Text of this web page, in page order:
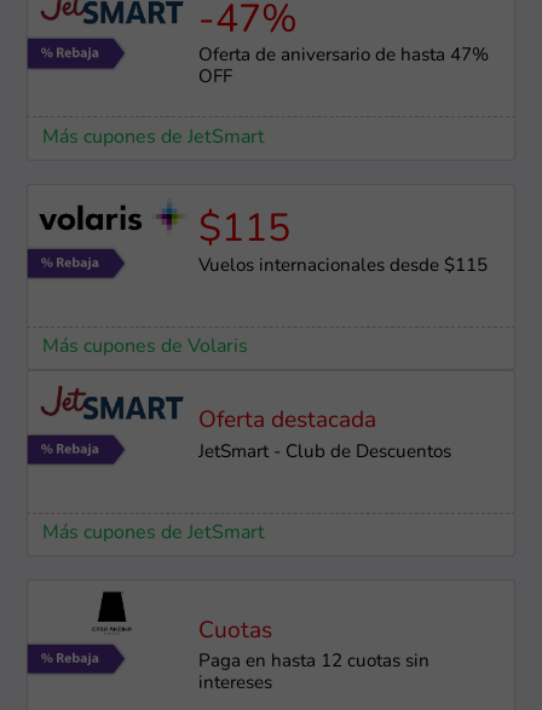
-47%
Oferta de aniversario de hasta 47%
OFF
Más cupones de JetSmart
$115
Vuelos internacionales desde $115
Más cupones de Volaris
Oferta destacada
JetSmart - Club de Descuentos
Más cupones de JetSmart
Cuotas
Paga en hasta 12 cuotas sin
intereses